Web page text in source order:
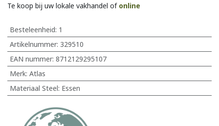
Te koop bij uw lokale vakhandel of online
Besteleenheid: 1
Artikelnummer: 329510
EAN nummer: 8712129295107
Merk: Atlas
Materiaal Steel: Essen